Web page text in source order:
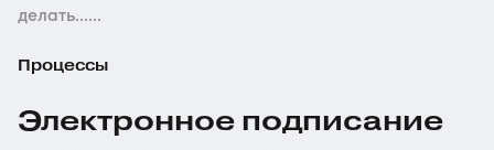
делать......
Процессы
Электронное подписание